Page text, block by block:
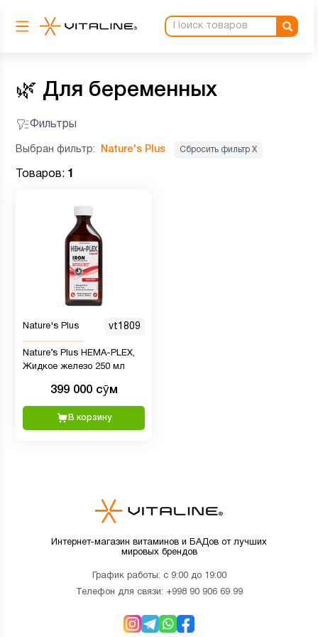
🌿 Для беременных
Фильтры
Выбран фильтр: Nature's Plus Сбросить фильтр Х
Товаров: 1
Nature's Plus vt1809
Nature’s Plus HEMA-PLEX,
Жидкое железо 250 мл
399 000 сӯм
В корзину
Интернет-магазин витаминов и БАДов от лучших
мировых брендов
График работы: с 9:00 до 19:00
Телефон для связи: +998 90 906 69 99